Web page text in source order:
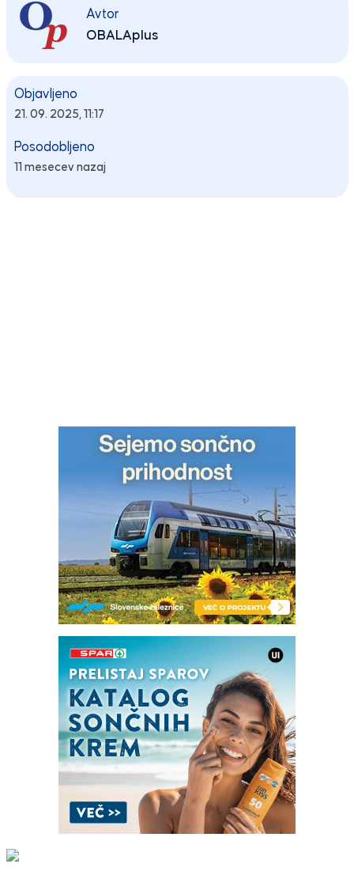
Avtor
OBALAplus
Objavljeno
21. 09. 2025, 11:17
Posodobljeno
11 mesecev nazaj